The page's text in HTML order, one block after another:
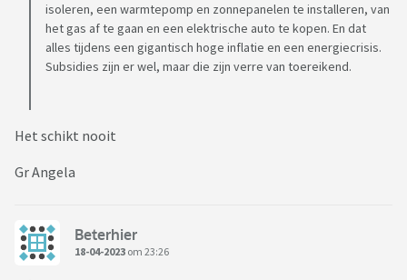
isoleren, een warmtepomp en zonnepanelen te installeren, van
het gas af te gaan en een elektrische auto te kopen. En dat
alles tijdens een gigantisch hoge inflatie en een energiecrisis.
Subsidies zijn er wel, maar die zijn verre van toereikend.
Het schikt nooit
Gr Angela
Beterhier
18-04-2023 om 23:26